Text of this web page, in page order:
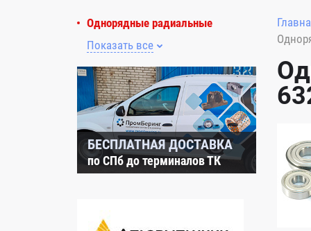
Однорядные радиальные
Показать все
БЕСПЛАТНАЯ ДОСТАВКА
по СПб до терминалов ТК